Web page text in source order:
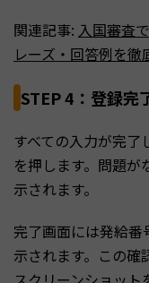
関連記事: 入国審査
レーズ・回答例を徹
STEP 4：登録完
すべての入力が完了
を押します。問題
示されます。
完了画面には発給
示されます。この確